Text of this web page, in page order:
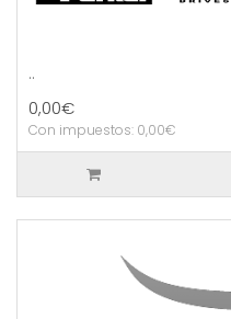
..
0,00€
Con impuestos: 0,00€